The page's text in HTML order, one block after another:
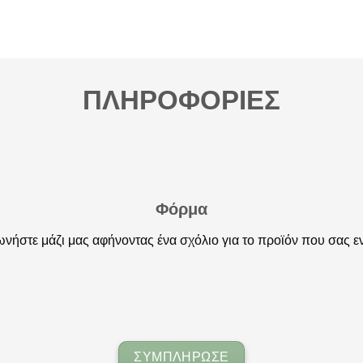
ΠΛΗΡΟΦΟΡΙΕΣ
Φόρμα
μάζι μας αφήνοντας ένα σχόλιο για το προϊόν που σας
ΣΥΜΠΛΗΡΩΣΕ